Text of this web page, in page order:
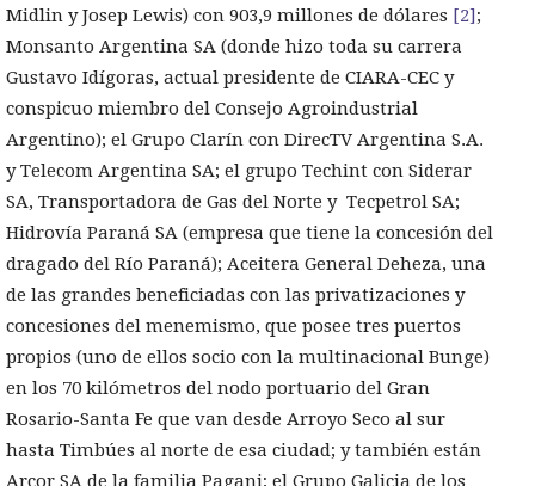
Midlin y Josep Lewis) con 903,9 millones de dólares [2] ;
Monsanto Argentina SA (donde hizo toda su carrera
Gustavo Idígoras, actual presidente de CIARA-CEC y
conspicuo miembro del Consejo Agroindustrial
Argentino); el Grupo Clarín con DirecTV Argentina S.A.
y Telecom Argentina SA; el grupo Techint con Siderar
SA, Transportadora de Gas del Norte y Tecpetrol SA;
Hidrovía Paraná SA (empresa que tiene la concesión del
dragado del Río Paraná); Aceitera General Deheza, una
de las grandes beneficiadas con las privatizaciones y
concesiones del menemismo, que posee tres puertos
propios (uno de ellos socio con la multinacional Bunge)
en los 70 kilómetros del nodo portuario del Gran
Rosario-Santa Fe que van desde Arroyo Seco al sur
hasta Timbúes al norte de esa ciudad; y también están